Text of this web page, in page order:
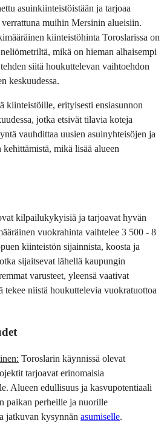
asuinkiinteistöistään ja tarjoaa
muihin Mersinin alueisiin.
kiinteistöhinta Toroslarissa on
mikä on hieman alhaisempi
siitä houkuttelevan vaihtoehdon
keskuudessa.
kiinteistöille, erityisesti ensiasunnon
jotka etsivät tilavia koteja
vauhdittaa uusien asuinyhteisöjen ja
mikä lisää alueen
kilpailukykyisiä ja tarjoavat hyvän
vuokrahinta vaihtelee 3 500 - 8
kiinteistön sijainnista, koosta ja
sijaitsevat lähellä kaupungin
varusteet, yleensä vaativat
niistä houkuttelevia vuokratuottoa
Toroslarin käynnissä olevat
tarjoavat erinomaisia
Alueen edullisuus ja kasvupotentiaali
paikan perheille ja nuorille
jatkuvan kysynnän asumiselle.